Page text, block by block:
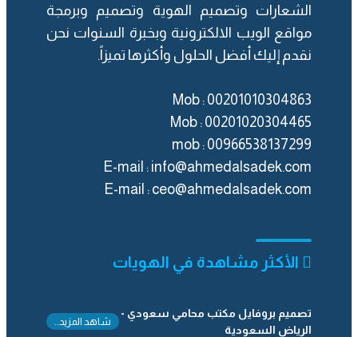
الشعارات وتصميم الهوية وتصميم وبرمجة
مواقع الويب الالكترونية وبخبرة السنوات نحن
نقدم إليك أفضل الحلول وأكثرها تميزاً.
Mob : 00201010304863
Mob : 00201020304465
mob : ‎00966538137299
E-mail : info@ahmedalsadek.com
E-mail : ceo@ahmedalsadek.com
الأكثر مشاهدة في الهويات
تصميم بروفايل مكتب محامي سعودي -
الرياض السعودية
شاهد المزيد..